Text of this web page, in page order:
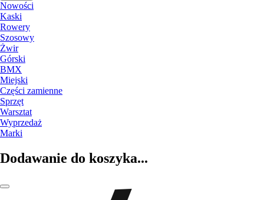
Nowości
Kaski
Rowery
Szosowy
Żwir
Górski
BMX
Miejski
Części zamienne
Sprzęt
Warsztat
Wyprzedaż
Marki
Dodawanie do koszyka...